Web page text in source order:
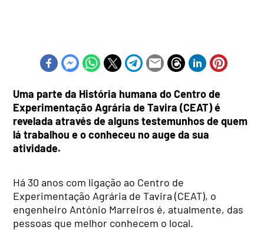
Uma parte da História humana do Centro de
Experimentação Agrária de Tavira (CEAT) é
revelada através de alguns testemunhos de quem
lá trabalhou e o conheceu no auge da sua
atividade.
Há 30 anos com ligação ao Centro de
Experimentação Agrária de Tavira (CEAT), o
engenheiro António Marreiros é, atualmente, das
pessoas que melhor conhecem o local.